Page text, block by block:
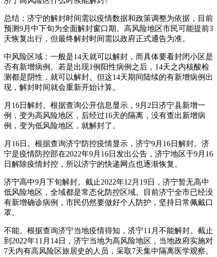
总结：济宁的解封时间需以疫情数据和政策调整为依据，目前
预测9月中下旬为全面解封窗口期。高风险地区市民可能提前3
天恢复出行，但最终解封时间需以政府正式通告为准。
中风险区域：一般是14天就可以解封，而具体要看封闭小区是
否有新增病例。若是出现1例阳性病例之后，14天之内核酸检
测都是阴性，就可以解封。但这14天期间陆续的有新增病例出
现，解封时间就会重新开始计算。
月16日解封。根据查询公开信息显示，9月2日济宁县新增一
例，变为高风险地区，后经过16天的隔离，没有查出新增病
例，变为低风险地区，就解封了。
月16日。根据查询济宁防控疫情显示，济宁9月16日解封。济
宁是疫情防控部在2022年9月16日发出公告，济宁地区于9月16
日解除疫情封控，所以济宁的快递网点也逐渐恢复。
济宁高中9月下旬解封。截止2022年12月19日，济宁暂无高中
低风险地区，全域都是常态化防控区域。目前济宁全市已经没
有新增确诊病例，市民仍然要做好个人防护，坚持日常佩戴口
罩。
不能。根据查询济宁当地疫情得知，济宁11月不能解封。截止
到2022年11月14日，济宁当地为高风险地区，当地政府实施对
7天内有高风险区旅居史的人员，采取7天集中隔离医学观察。